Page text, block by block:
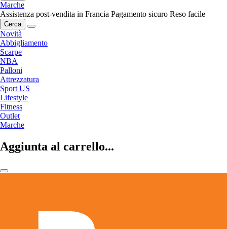
Marche
Assistenza post-vendita in Francia Pagamento sicuro Reso facile
Cerca
Novità
Abbigliamento
Scarpe
NBA
Palloni
Attrezzatura
Sport US
Lifestyle
Fitness
Outlet
Marche
Aggiunta al carrello...